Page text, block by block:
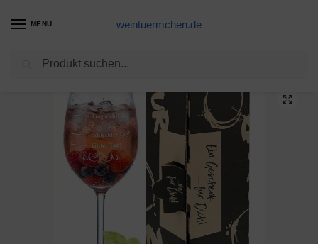
MENU weintuermchen.de
Weißwein-Produkte